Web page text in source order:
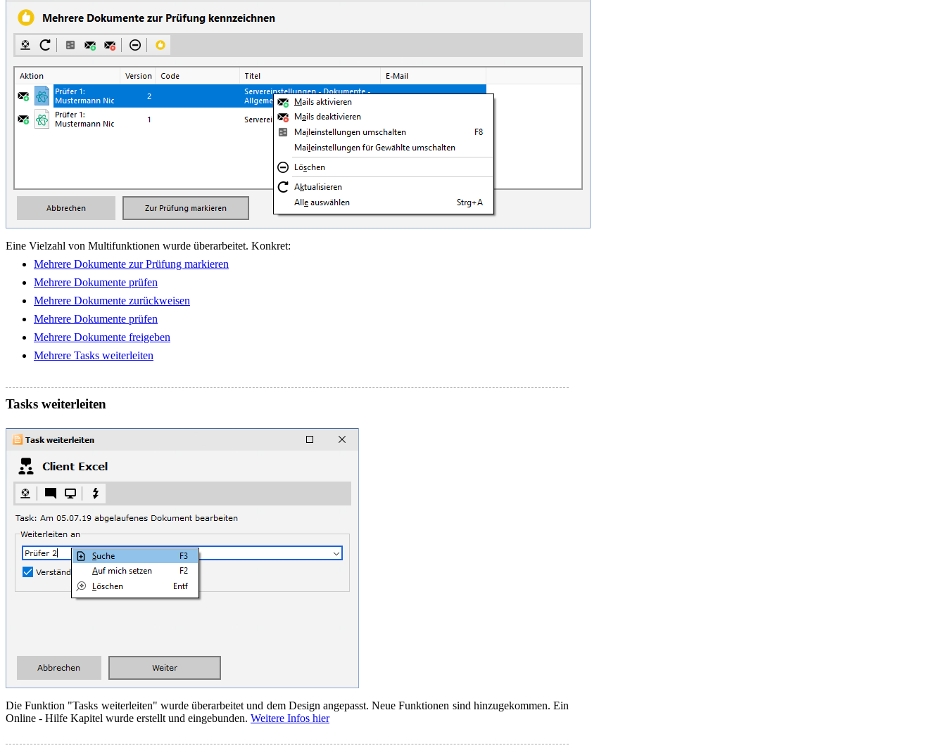
Eine Vielzahl von Multifunktionen wurde überarbeitet. Konkret:
Mehrere Dokumente zur Prüfung markieren
Mehrere Dokumente prüfen
Mehrere Dokumente zurückweisen
Mehrere Dokumente prüfen
Mehrere Dokumente freigeben
Mehrere Tasks weiterleiten
Tasks weiterleiten
Die Funktion "Tasks weiterleiten" wurde überarbeitet und dem Design angepasst. Neue Funktionen sind hinzugekommen. Ein
Online - Hilfe Kapitel wurde erstellt und eingebunden. Weitere Infos hier